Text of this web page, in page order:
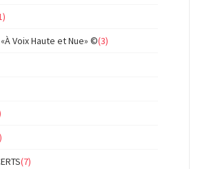
Voix Haute et Nue» ©(3)
(7)